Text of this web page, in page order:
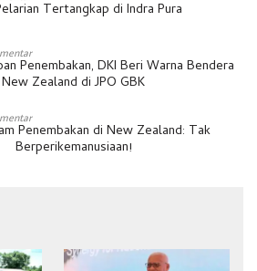
Tertangkap di Indra Pura
Penembakan, DKI Beri Warna Bendera
New Zealand di JPO GBK
Penembakan di New Zealand: Tak
Berperikemanusiaan!